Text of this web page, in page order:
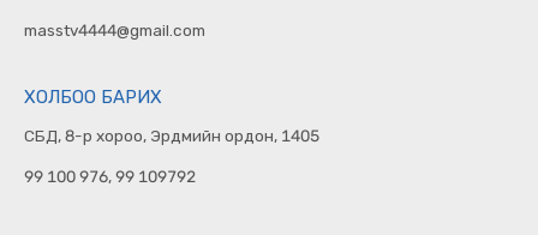
masstv4444@gmail.com
ХОЛБОО БАРИХ
СБД, 8-р хороо, Эрдмийн ордон, 1405
99 100 976, 99 109792